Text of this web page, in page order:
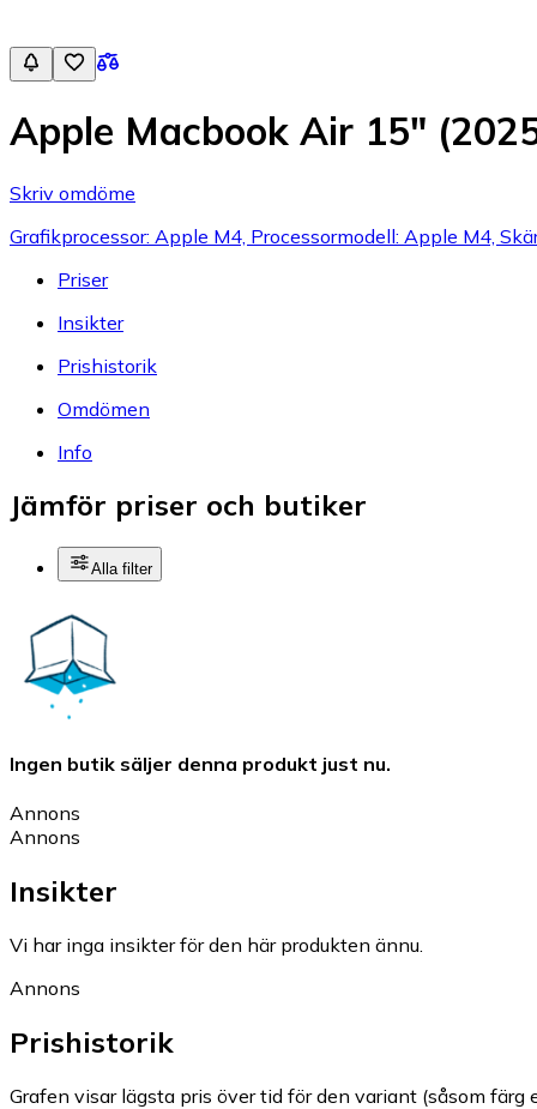
Apple Macbook Air 15"
Skriv omdöme
Grafikprocessor: Apple M4, Processormodell: Apple M4,
Priser
Insikter
Prishistorik
Omdömen
Info
Jämför priser och butiker
Alla filter
Ingen butik säljer denna produkt just nu.
Annons
Annons
Insikter
Vi har inga insikter för den här produkten ännu.
Annons
Prishistorik
Grafen visar lägsta pris över tid för den variant (såsom